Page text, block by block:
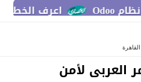
اعرف الخطوات اللازمة
العربى لأمن